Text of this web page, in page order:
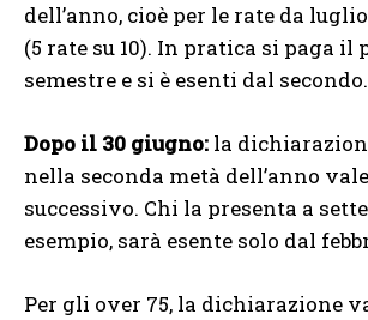
dell’anno, cioè per le rate da
(5 rate su 10). In pratica si paga il
semestre e si è esenti dal secondo.
Dopo il 30 giugno: la
nella seconda metà dell’anno
successivo. Chi la presenta a
esempio, sarà esente solo dal
Per gli over 75, la dichiarazione